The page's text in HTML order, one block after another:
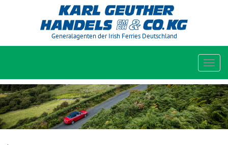
Generalagenten der Irish Ferries Deutschland